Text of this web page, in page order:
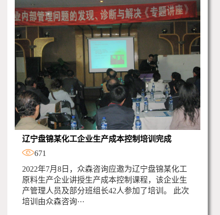
辽宁盘锦某化工企业生产成本控制培训完成
671
2022年7月8日，众森咨询应邀为辽宁盘锦某化工
原料生产企业讲授生产成本控制课程，该企业生
产管理人员及部分班组长42人参加了培训。 此次
培训由众森咨询···